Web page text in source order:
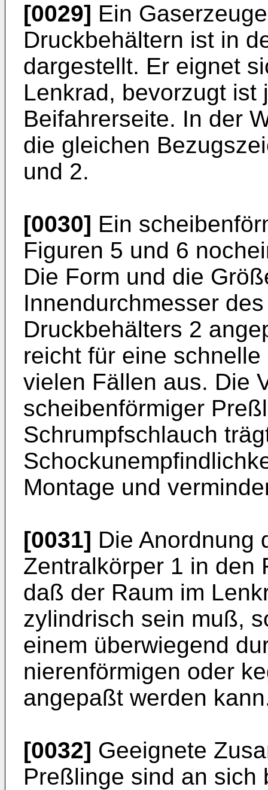
[0029] Ein
Druckbehältern ist in
dargestellt. Er eignet
Lenkrad, bevorzugt ist
Beifahrerseite. In der
die gleichen
und 2.
[0030] Ein
Figuren 5 und 6
Die Form und die
Innendurchmesser
Druckbehälters 2
reicht für eine
vielen Fällen aus. Die
scheibenförmiger
Schrumpfschlauch
Montage und
[0031] Die Anordnung
Zentralkörper 1 in den
daß der Raum im
zylindrisch sein muß,
einem überwiegend
nierenförmigen oder
angepaßt werden
[0032] Geeignete
Preßlinge sind an sich